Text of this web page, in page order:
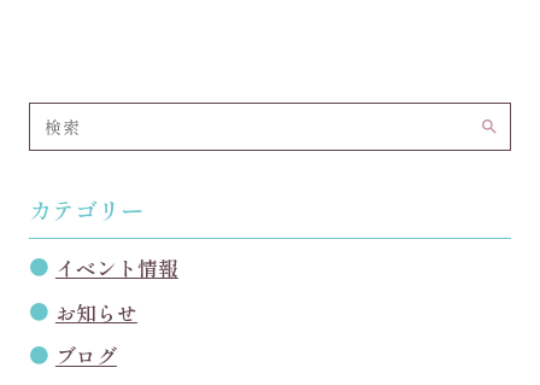
search
カテゴリー
イベント情報
お知らせ
ブログ